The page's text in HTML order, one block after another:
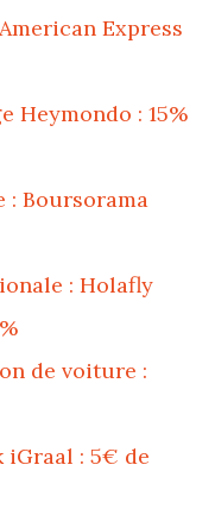
Express
Heymondo : 15%
: Boursorama
: Holafly
de voiture :
iGraal : 5€ de